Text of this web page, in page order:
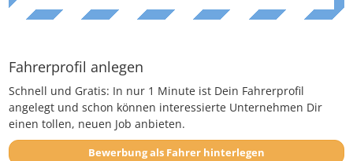
Fahrerprofil anlegen
Schnell und Gratis: In nur 1 Minute ist Dein Fahrerprofil
angelegt und schon können interessierte Unternehmen Dir
einen tollen, neuen Job anbieten.
Bewerbung als Fahrer hinterlegen